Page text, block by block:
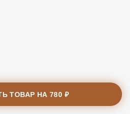
ТОВАР НА780 ₽